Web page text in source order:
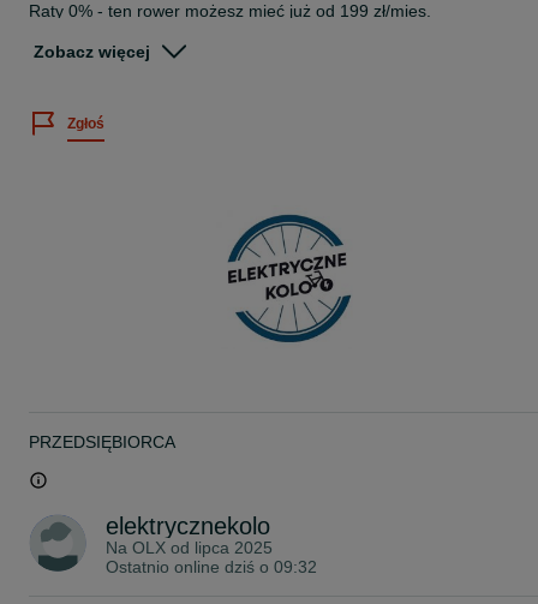
Raty 0% - ten rower możesz mieć już od 199 zł/mies.
Ilość biegów 24
Przerzutka przednia SHIMANO TOURNEY FD-TY500
Korba SHIMANO TY301 (42x34x24T)
Suport CARTRIDGE / ŁOŻYSKA MASZYNOWE
Obręcz STORM ALUMINIOWA, DWUKOMOROWA, WZMACNIANA
Hamulec tył TARCZOWE HYDRAULICZNE SHIMANO MT-200
Siodło STORM
Wspornik siodła UNO - ALUMINIOWY 30,9 mm
Kierownica STORM ALUMINIOWA - 680 MM
Chwyty HERRMANS
Polski producent rowerów!
Zobacz więcej
Zgłoś
PRZEDSIĘBIORCA
elektrycznekolo
Na OLX od lipca 2025
Ostatnio online dziś o 09:32